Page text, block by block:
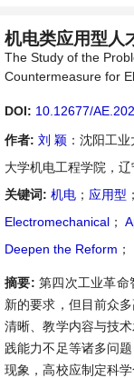
机电类应用型人
The Study of the
Countermeasure for
DOI: 10.12677/
作者: 刘 颖 ：沈阳工
大学机电工程学院，辽
关键词: 机电 ； 应用型 ；
Electromechanical ；
Deepen the Reform ；
摘要: 第四次工业革命
新的要求，但目前众
清晰、教学内容与技
践能力不足等诸多问
现象，高校应制定科